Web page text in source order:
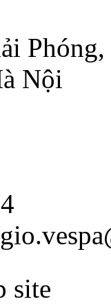
Nội
site